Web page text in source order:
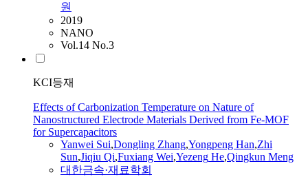
원
2019
NANO
Vol.14 No.3
KCI등재
Effects of Carbonization Temperature on Nature of
Nanostructured Electrode Materials Derived from Fe-MOF
for Supercapacitors
Yanwei Sui,Dongling Zhang,Yongpeng Han,Zhi
Sun,Jiqiu Qi,Fuxiang Wei,Yezeng He,Qingkun Meng
대한금속·재료학회